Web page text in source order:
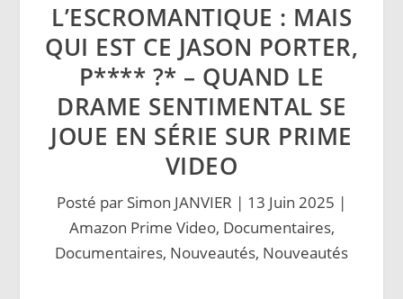
L’ESCROMANTIQUE : MAIS
QUI EST CE JASON PORTER,
P**** ?* – QUAND LE
DRAME SENTIMENTAL SE
JOUE EN SÉRIE SUR PRIME
VIDEO
Posté par Simon JANVIER | 13 Juin 2025 |
Amazon Prime Video, Documentaires,
Documentaires, Nouveautés, Nouveautés